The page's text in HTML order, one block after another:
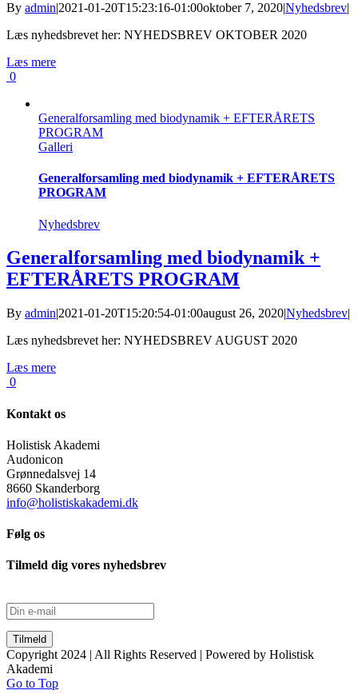
By admin|2021-01-20T15:23:16-01:00oktober 7, 2020|Nyhedsbrev|
Læs nyhedsbrevet her: NYHEDSBREV OKTOBER 2020
Læs mere
0
Generalforsamling med biodynamik + EFTERÅRETS
PROGRAM
Galleri
Generalforsamling med biodynamik + EFTERÅRETS
PROGRAM
Nyhedsbrev
Generalforsamling med biodynamik +
EFTERÅRETS PROGRAM
By admin|2021-01-20T15:20:54-01:00august 26, 2020|Nyhedsbrev|
Læs nyhedsbrevet her: NYHEDSBREV AUGUST 2020
Læs mere
0
Kontakt os
Holistisk Akademi
Audonicon
Grønnedalsvej 14
8660 Skanderborg
info@holistiskakademi.dk
Følg os
Tilmeld dig vores nyhedsbrev
Copyright 2024 | All Rights Reserved | Powered by Holistisk
Akademi
Go to Top